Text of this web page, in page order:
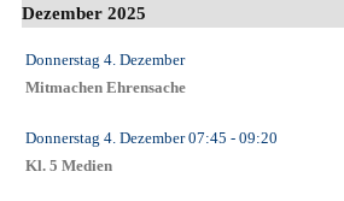
Dezember 2025
Donnerstag 4. Dezember
Mitmachen Ehrensache
Donnerstag 4. Dezember07:45 - 09:20
Kl. 5 Medien